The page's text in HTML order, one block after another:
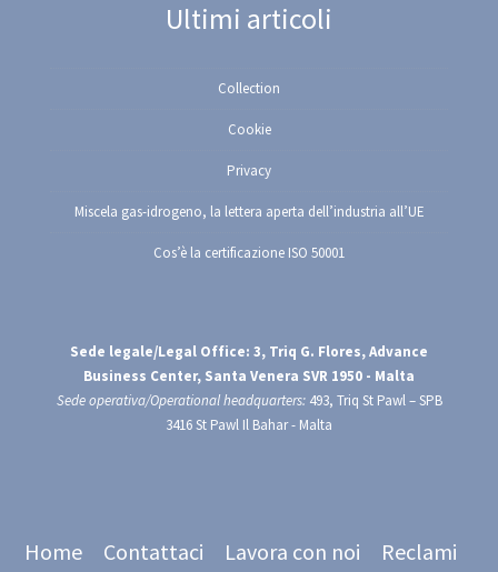
Ultimi articoli
Collection
Cookie
Privacy
Miscela gas-idrogeno, la lettera aperta dell’industria all’UE
Cos’è la certificazione ISO 50001
Sede legale/Legal Office: 3, Triq G. Flores, Advance
Business Center, Santa Venera SVR 1950 - Malta
Sede operativa/Operational headquarters: 493, Triq St Pawl – SPB
3416 St Pawl Il Bahar - Malta
Menu
Home Contattaci Lavora con noi Reclami